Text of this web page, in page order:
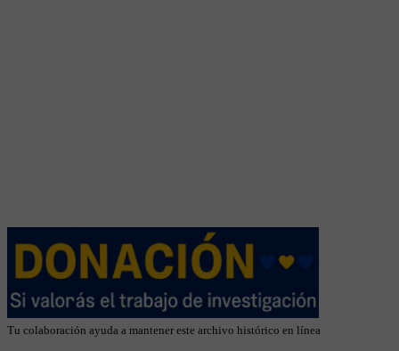
Tu colaboración ayuda a mantener este archivo histórico en línea